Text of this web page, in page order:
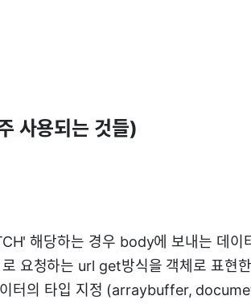
사용되는 것들)
해당하는 경우 body에 보내는 데이
요청하는 url get방식을 객체로 표현
터의 타입 지정 (arraybuffer,